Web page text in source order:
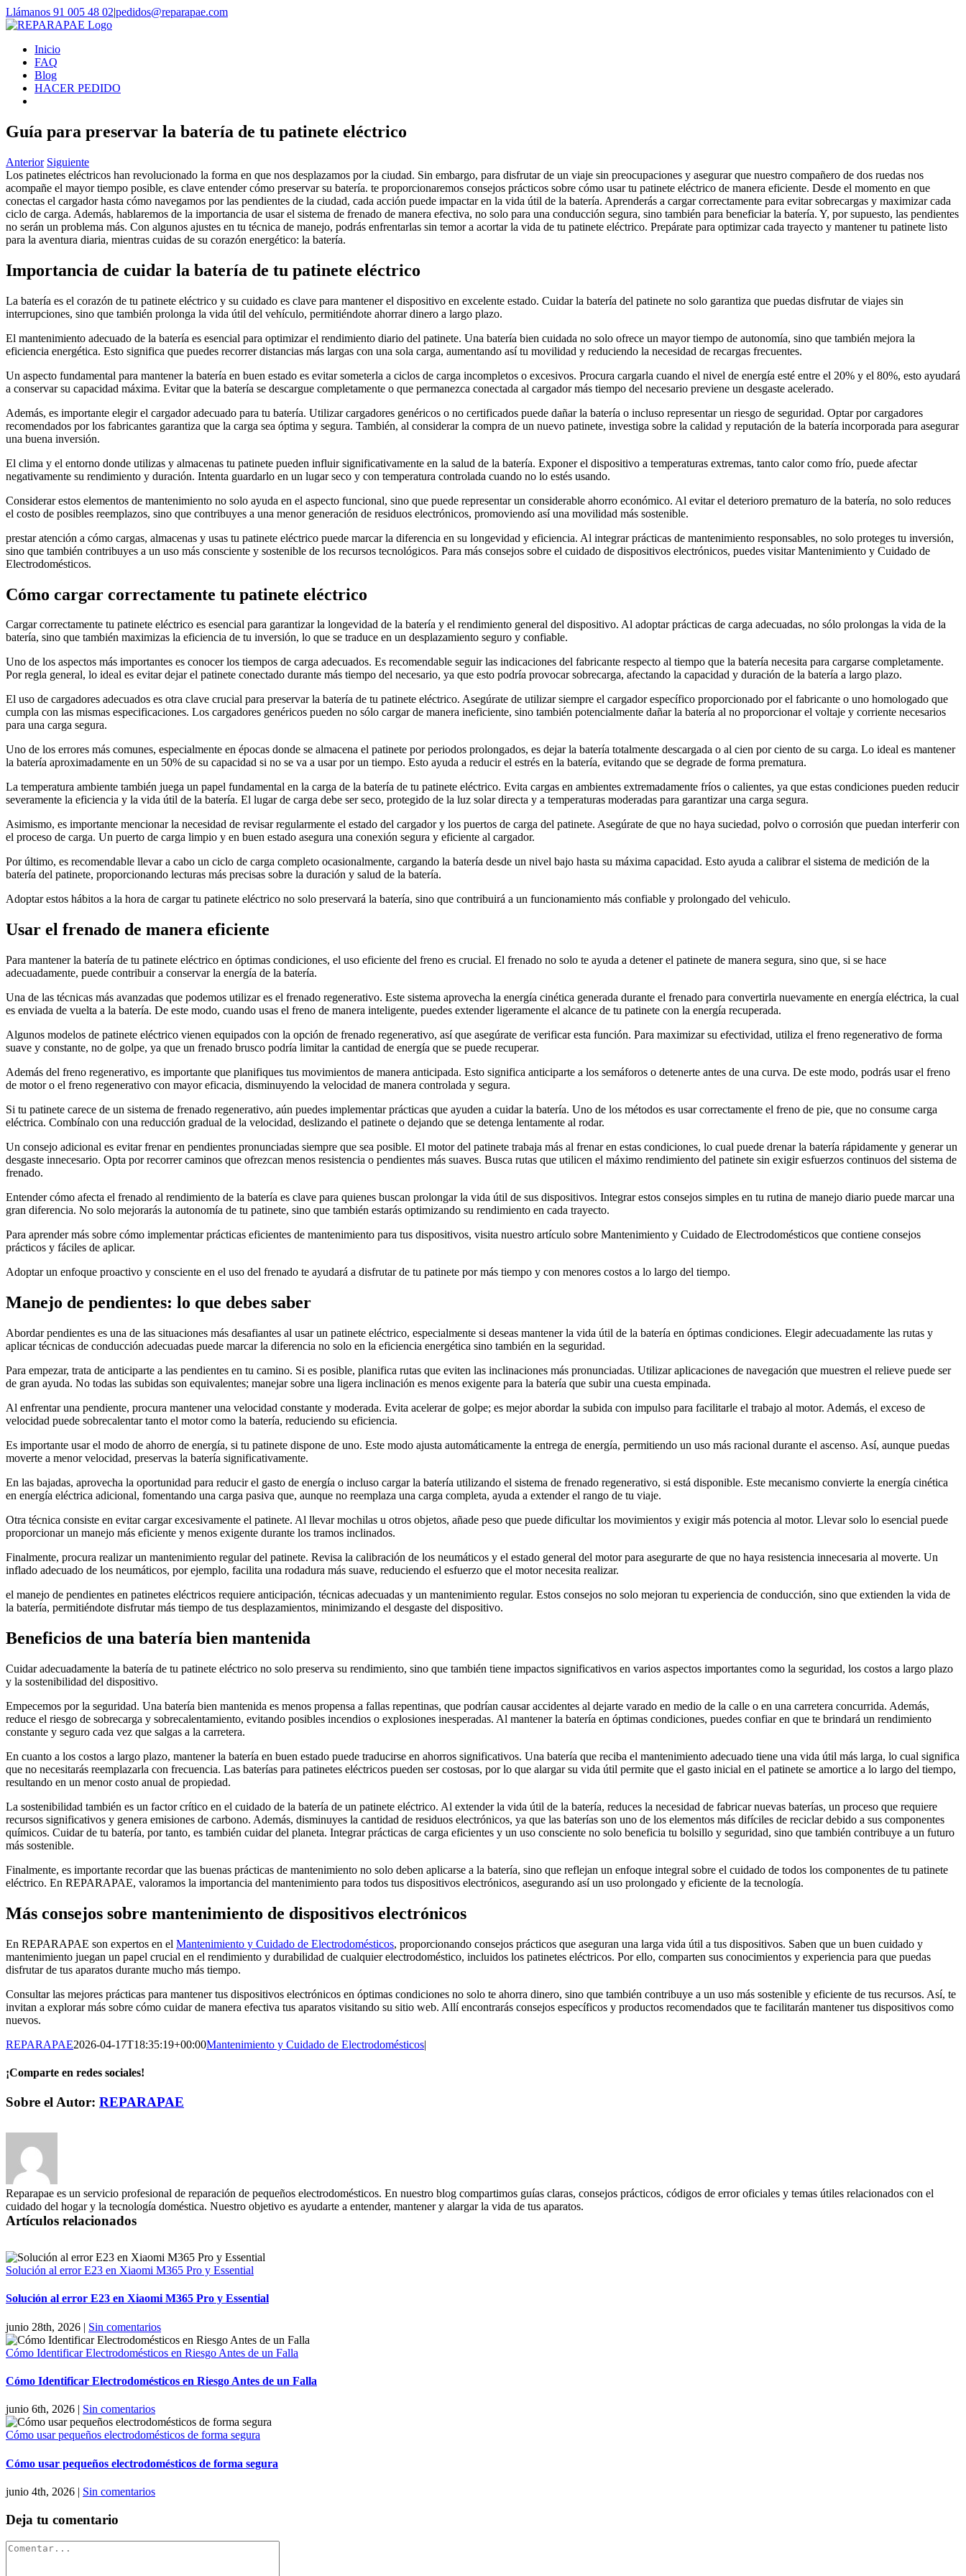
Saltar
al
Llámanos 91 005 48 02|pedidos@reparapae.com
Inicio
FAQ
Blog
HACER PEDIDO
Guía para preservar la batería de tu patinete eléctrico
Anterior Siguiente
Los patinetes eléctricos han revolucionado la forma en que nos desplazamos por la ciudad. Sin embargo, para disfrutar de un viaje sin preocupaciones y asegurar que nuestro compañero de dos ruedas nos
acompañe el mayor tiempo posible, es clave entender cómo preservar su batería. te proporcionaremos consejos prácticos sobre cómo usar tu patinete eléctrico de manera eficiente. Desde el momento en que
conectas el cargador hasta cómo navegamos por las pendientes de la ciudad, cada acción puede impactar en la vida útil de la batería. Aprenderás a cargar correctamente para evitar sobrecargas y maximizar cada
ciclo de carga. Además, hablaremos de la importancia de usar el sistema de frenado de manera efectiva, no solo para una conducción segura, sino también para beneficiar la batería. Y, por supuesto, las pendientes
no serán un problema más. Con algunos ajustes en tu técnica de manejo, podrás enfrentarlas sin temor a acortar la vida de tu patinete eléctrico. Prepárate para optimizar cada trayecto y mantener tu patinete listo
para la aventura diaria, mientras cuidas de su corazón energético: la batería.
Importancia de cuidar la batería de tu patinete eléctrico
La batería es el corazón de tu patinete eléctrico y su cuidado es clave para mantener el dispositivo en excelente estado. Cuidar la batería del patinete no solo garantiza que puedas disfrutar de viajes sin
interrupciones, sino que también prolonga la vida útil del vehículo, permitiéndote ahorrar dinero a largo plazo.
El mantenimiento adecuado de la batería es esencial para optimizar el rendimiento diario del patinete. Una batería bien cuidada no solo ofrece un mayor tiempo de autonomía, sino que también mejora la
eficiencia energética. Esto significa que puedes recorrer distancias más largas con una sola carga, aumentando así tu movilidad y reduciendo la necesidad de recargas frecuentes.
Un aspecto fundamental para mantener la batería en buen estado es evitar someterla a ciclos de carga incompletos o excesivos. Procura cargarla cuando el nivel de energía esté entre el 20% y el 80%, esto ayudará
a conservar su capacidad máxima. Evitar que la batería se descargue completamente o que permanezca conectada al cargador más tiempo del necesario previene un desgaste acelerado.
Además, es importante elegir el cargador adecuado para tu batería. Utilizar cargadores genéricos o no certificados puede dañar la batería o incluso representar un riesgo de seguridad. Optar por cargadores
recomendados por los fabricantes garantiza que la carga sea óptima y segura. También, al considerar la compra de un nuevo patinete, investiga sobre la calidad y reputación de la batería incorporada para asegurar
una buena inversión.
El clima y el entorno donde utilizas y almacenas tu patinete pueden influir significativamente en la salud de la batería. Exponer el dispositivo a temperaturas extremas, tanto calor como frío, puede afectar
negativamente su rendimiento y duración. Intenta guardarlo en un lugar seco y con temperatura controlada cuando no lo estés usando.
Considerar estos elementos de mantenimiento no solo ayuda en el aspecto funcional, sino que puede representar un considerable ahorro económico. Al evitar el deterioro prematuro de la batería, no solo reduces
el costo de posibles reemplazos, sino que contribuyes a una menor generación de residuos electrónicos, promoviendo así una movilidad más sostenible.
prestar atención a cómo cargas, almacenas y usas tu patinete eléctrico puede marcar la diferencia en su longevidad y eficiencia. Al integrar prácticas de mantenimiento responsables, no solo proteges tu inversión,
sino que también contribuyes a un uso más consciente y sostenible de los recursos tecnológicos. Para más consejos sobre el cuidado de dispositivos electrónicos, puedes visitar Mantenimiento y Cuidado de
Electrodomésticos.
Cómo cargar correctamente tu patinete eléctrico
Cargar correctamente tu patinete eléctrico es esencial para garantizar la longevidad de la batería y el rendimiento general del dispositivo. Al adoptar prácticas de carga adecuadas, no sólo prolongas la vida de la
batería, sino que también maximizas la eficiencia de tu inversión, lo que se traduce en un desplazamiento seguro y confiable.
Uno de los aspectos más importantes es conocer los tiempos de carga adecuados. Es recomendable seguir las indicaciones del fabricante respecto al tiempo que la batería necesita para cargarse completamente.
Por regla general, lo ideal es evitar dejar el patinete conectado durante más tiempo del necesario, ya que esto podría provocar sobrecarga, afectando la capacidad y duración de la batería a largo plazo.
El uso de cargadores adecuados es otra clave crucial para preservar la batería de tu patinete eléctrico. Asegúrate de utilizar siempre el cargador específico proporcionado por el fabricante o uno homologado que
cumpla con las mismas especificaciones. Los cargadores genéricos pueden no sólo cargar de manera ineficiente, sino también potencialmente dañar la batería al no proporcionar el voltaje y corriente necesarios
para una carga segura.
Uno de los errores más comunes, especialmente en épocas donde se almacena el patinete por periodos prolongados, es dejar la batería totalmente descargada o al cien por ciento de su carga. Lo ideal es mantener
la batería aproximadamente en un 50% de su capacidad si no se va a usar por un tiempo. Esto ayuda a reducir el estrés en la batería, evitando que se degrade de forma prematura.
La temperatura ambiente también juega un papel fundamental en la carga de la batería de tu patinete eléctrico. Evita cargas en ambientes extremadamente fríos o calientes, ya que estas condiciones pueden reducir
severamente la eficiencia y la vida útil de la batería. El lugar de carga debe ser seco, protegido de la luz solar directa y a temperaturas moderadas para garantizar una carga segura.
Asimismo, es importante mencionar la necesidad de revisar regularmente el estado del cargador y los puertos de carga del patinete. Asegúrate de que no haya suciedad, polvo o corrosión que puedan interferir con
el proceso de carga. Un puerto de carga limpio y en buen estado asegura una conexión segura y eficiente al cargador.
Por último, es recomendable llevar a cabo un ciclo de carga completo ocasionalmente, cargando la batería desde un nivel bajo hasta su máxima capacidad. Esto ayuda a calibrar el sistema de medición de la
batería del patinete, proporcionando lecturas más precisas sobre la duración y salud de la batería.
Adoptar estos hábitos a la hora de cargar tu patinete eléctrico no solo preservará la batería, sino que contribuirá a un funcionamiento más confiable y prolongado del vehiculo.
Usar el frenado de manera eficiente
Para mantener la batería de tu patinete eléctrico en óptimas condiciones, el uso eficiente del freno es crucial. El frenado no solo te ayuda a detener el patinete de manera segura, sino que, si se hace
adecuadamente, puede contribuir a conservar la energía de la batería.
Una de las técnicas más avanzadas que podemos utilizar es el frenado regenerativo. Este sistema aprovecha la energía cinética generada durante el frenado para convertirla nuevamente en energía eléctrica, la cual
es enviada de vuelta a la batería. De este modo, cuando usas el freno de manera inteligente, puedes extender ligeramente el alcance de tu patinete con la energía recuperada.
Algunos modelos de patinete eléctrico vienen equipados con la opción de frenado regenerativo, así que asegúrate de verificar esta función. Para maximizar su efectividad, utiliza el freno regenerativo de forma
suave y constante, no de golpe, ya que un frenado brusco podría limitar la cantidad de energía que se puede recuperar.
Además del freno regenerativo, es importante que planifiques tus movimientos de manera anticipada. Esto significa anticiparte a los semáforos o detenerte antes de una curva. De este modo, podrás usar el freno
de motor o el freno regenerativo con mayor eficacia, disminuyendo la velocidad de manera controlada y segura.
Si tu patinete carece de un sistema de frenado regenerativo, aún puedes implementar prácticas que ayuden a cuidar la batería. Uno de los métodos es usar correctamente el freno de pie, que no consume carga
eléctrica. Combínalo con una reducción gradual de la velocidad, deslizando el patinete o dejando que se detenga lentamente al rodar.
Un consejo adicional es evitar frenar en pendientes pronunciadas siempre que sea posible. El motor del patinete trabaja más al frenar en estas condiciones, lo cual puede drenar la batería rápidamente y generar un
desgaste innecesario. Opta por recorrer caminos que ofrezcan menos resistencia o pendientes más suaves. Busca rutas que utilicen el máximo rendimiento del patinete sin exigir esfuerzos continuos del sistema de
frenado.
Entender cómo afecta el frenado al rendimiento de la batería es clave para quienes buscan prolongar la vida útil de sus dispositivos. Integrar estos consejos simples en tu rutina de manejo diario puede marcar una
gran diferencia. No solo mejorarás la autonomía de tu patinete, sino que también estarás optimizando su rendimiento en cada trayecto.
Para aprender más sobre cómo implementar prácticas eficientes de mantenimiento para tus dispositivos, visita nuestro artículo sobre Mantenimiento y Cuidado de Electrodomésticos que contiene consejos
prácticos y fáciles de aplicar.
Adoptar un enfoque proactivo y consciente en el uso del frenado te ayudará a disfrutar de tu patinete por más tiempo y con menores costos a lo largo del tiempo.
Manejo de pendientes: lo que debes saber
Abordar pendientes es una de las situaciones más desafiantes al usar un patinete eléctrico, especialmente si deseas mantener la vida útil de la batería en óptimas condiciones. Elegir adecuadamente las rutas y
aplicar técnicas de conducción adecuadas puede marcar la diferencia no solo en la eficiencia energética sino también en la seguridad.
Para empezar, trata de anticiparte a las pendientes en tu camino. Si es posible, planifica rutas que eviten las inclinaciones más pronunciadas. Utilizar aplicaciones de navegación que muestren el relieve puede ser
de gran ayuda. No todas las subidas son equivalentes; manejar sobre una ligera inclinación es menos exigente para la batería que subir una cuesta empinada.
Al enfrentar una pendiente, procura mantener una velocidad constante y moderada. Evita acelerar de golpe; es mejor abordar la subida con impulso para facilitarle el trabajo al motor. Además, el exceso de
velocidad puede sobrecalentar tanto el motor como la batería, reduciendo su eficiencia.
Es importante usar el modo de ahorro de energía, si tu patinete dispone de uno. Este modo ajusta automáticamente la entrega de energía, permitiendo un uso más racional durante el ascenso. Así, aunque puedas
moverte a menor velocidad, preservas la batería significativamente.
En las bajadas, aprovecha la oportunidad para reducir el gasto de energía o incluso cargar la batería utilizando el sistema de frenado regenerativo, si está disponible. Este mecanismo convierte la energía cinética
en energía eléctrica adicional, fomentando una carga pasiva que, aunque no reemplaza una carga completa, ayuda a extender el rango de tu viaje.
Otra técnica consiste en evitar cargar excesivamente el patinete. Al llevar mochilas u otros objetos, añade peso que puede dificultar los movimientos y exigir más potencia al motor. Llevar solo lo esencial puede
proporcionar un manejo más eficiente y menos exigente durante los tramos inclinados.
Finalmente, procura realizar un mantenimiento regular del patinete. Revisa la calibración de los neumáticos y el estado general del motor para asegurarte de que no haya resistencia innecesaria al moverte. Un
inflado adecuado de los neumáticos, por ejemplo, facilita una rodadura más suave, reduciendo el esfuerzo que el motor necesita realizar.
el manejo de pendientes en patinetes eléctricos requiere anticipación, técnicas adecuadas y un mantenimiento regular. Estos consejos no solo mejoran tu experiencia de conducción, sino que extienden la vida de
la batería, permitiéndote disfrutar más tiempo de tus desplazamientos, minimizando el desgaste del dispositivo.
Beneficios de una batería bien mantenida
Cuidar adecuadamente la batería de tu patinete eléctrico no solo preserva su rendimiento, sino que también tiene impactos significativos en varios aspectos importantes como la seguridad, los costos a largo plazo
y la sostenibilidad del dispositivo.
Empecemos por la seguridad. Una batería bien mantenida es menos propensa a fallas repentinas, que podrían causar accidentes al dejarte varado en medio de la calle o en una carretera concurrida. Además,
reduce el riesgo de sobrecarga y sobrecalentamiento, evitando posibles incendios o explosiones inesperadas. Al mantener la batería en óptimas condiciones, puedes confiar en que te brindará un rendimiento
constante y seguro cada vez que salgas a la carretera.
En cuanto a los costos a largo plazo, mantener la batería en buen estado puede traducirse en ahorros significativos. Una batería que reciba el mantenimiento adecuado tiene una vida útil más larga, lo cual significa
que no necesitarás reemplazarla con frecuencia. Las baterías para patinetes eléctricos pueden ser costosas, por lo que alargar su vida útil permite que el gasto inicial en el patinete se amortice a lo largo del tiempo,
resultando en un menor costo anual de propiedad.
La sostenibilidad también es un factor crítico en el cuidado de la batería de un patinete eléctrico. Al extender la vida útil de la batería, reduces la necesidad de fabricar nuevas baterías, un proceso que requiere
recursos significativos y genera emisiones de carbono. Además, disminuyes la cantidad de residuos electrónicos, ya que las baterías son uno de los elementos más difíciles de reciclar debido a sus componentes
químicos. Cuidar de tu batería, por tanto, es también cuidar del planeta. Integrar prácticas de carga eficientes y un uso consciente no solo beneficia tu bolsillo y seguridad, sino que también contribuye a un futuro
más sostenible.
Finalmente, es importante recordar que las buenas prácticas de mantenimiento no solo deben aplicarse a la batería, sino que reflejan un enfoque integral sobre el cuidado de todos los componentes de tu patinete
eléctrico. En REPARAPAE, valoramos la importancia del mantenimiento para todos tus dispositivos electrónicos, asegurando así un uso prolongado y eficiente de la tecnología.
Más consejos sobre mantenimiento de dispositivos electrónicos
En REPARAPAE son expertos en el Mantenimiento y Cuidado de Electrodomésticos, proporcionando consejos prácticos que aseguran una larga vida útil a tus dispositivos. Saben que un buen cuidado y
mantenimiento juegan un papel crucial en el rendimiento y durabilidad de cualquier electrodoméstico, incluidos los patinetes eléctricos. Por ello, comparten sus conocimientos y experiencia para que puedas
disfrutar de tus aparatos durante mucho más tiempo.
Consultar las mejores prácticas para mantener tus dispositivos electrónicos en óptimas condiciones no solo te ahorra dinero, sino que también contribuye a un uso más sostenible y eficiente de tus recursos. Así, te
invitan a explorar más sobre cómo cuidar de manera efectiva tus aparatos visitando su sitio web. Allí encontrarás consejos específicos y productos recomendados que te facilitarán mantener tus dispositivos como
nuevos.
REPARAPAE2026-04-17T18:35:19+00:00Mantenimiento y Cuidado de Electrodomésticos|
¡Comparte en redes sociales!
Facebook
X
LinkedIn
WhatsApp
Pinterest
Correo
Sobre el Autor: REPARAPAE
Reparapae es un servicio profesional de reparación de pequeños electrodomésticos. En nuestro blog compartimos guías claras, consejos prácticos, códigos de error oficiales y temas útiles relacionados con el
cuidado del hogar y la tecnología doméstica. Nuestro objetivo es ayudarte a entender, mantener y alargar la vida de tus aparatos.
Artículos relacionados
Solución al error E23 en Xiaomi M365 Pro y Essential
Solución al error E23 en Xiaomi M365 Pro y Essential
junio 28th, 2026 | Sin comentarios
Cómo Identificar Electrodomésticos en Riesgo Antes de un Falla
Cómo Identificar Electrodomésticos en Riesgo Antes de un Falla
junio 6th, 2026 | Sin comentarios
Cómo usar pequeños electrodomésticos de forma segura
Cómo usar pequeños electrodomésticos de forma segura
junio 4th, 2026 | Sin comentarios
Deja tu comentario
Comentar